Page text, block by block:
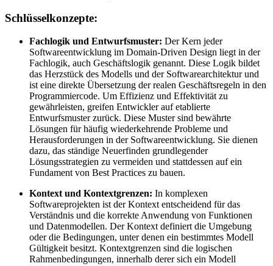
Schlüsselkonzepte:
Fachlogik und Entwurfsmuster: Der Kern jeder
Softwareentwicklung im Domain-Driven Design liegt in der
Fachlogik, auch Geschäftslogik genannt. Diese Logik bildet
das Herzstück des Modells und der Softwarearchitektur und
ist eine direkte Übersetzung der realen Geschäftsregeln in den
Programmiercode. Um Effizienz und Effektivität zu
gewährleisten, greifen Entwickler auf etablierte
Entwurfsmuster zurück. Diese Muster sind bewährte
Lösungen für häufig wiederkehrende Probleme und
Herausforderungen in der Softwareentwicklung. Sie dienen
dazu, das ständige Neuerfinden grundlegender
Lösungsstrategien zu vermeiden und stattdessen auf ein
Fundament von Best Practices zu bauen.
Kontext und Kontextgrenzen: In komplexen
Softwareprojekten ist der Kontext entscheidend für das
Verständnis und die korrekte Anwendung von Funktionen
und Datenmodellen. Der Kontext definiert die Umgebung
oder die Bedingungen, unter denen ein bestimmtes Modell
Gültigkeit besitzt. Kontextgrenzen sind die logischen
Rahmenbedingungen, innerhalb derer sich ein Modell